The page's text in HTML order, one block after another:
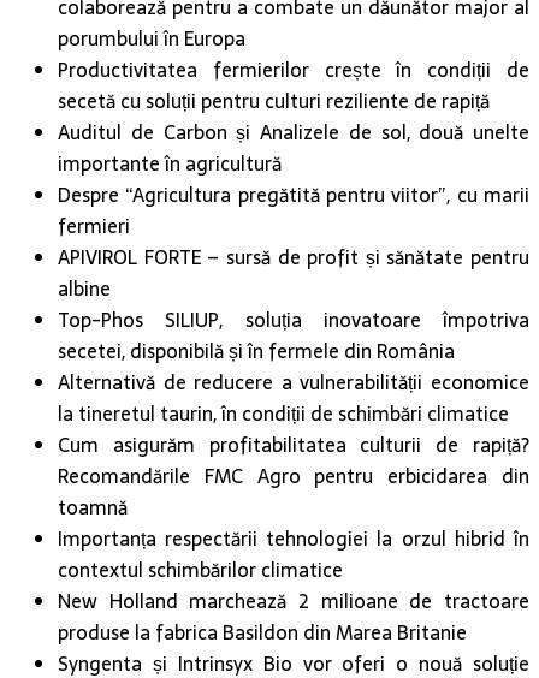
Productivitatea fermierilor crește în condiții de
secetă cu soluții pentru culturi reziliente de rapiță
Auditul de Carbon și Analizele de sol, două unelte
importante în agricultură
Despre “Agricultura pregătită pentru viitor”, cu marii
fermieri
APIVIROL FORTE – sursă de profit și sănătate pentru
albine
Top-Phos SILIUP, soluția inovatoare împotriva
secetei, disponibilă și în fermele din România
Alternativă de reducere a vulnerabilității economice
la tineretul taurin, în condiții de schimbări climatice
Cum asigurăm profitabilitatea culturii de rapiță?
Recomandările FMC Agro pentru erbicidarea din
toamnă
Importanța respectării tehnologiei la orzul hibrid în
contextul schimbărilor climatice
New Holland marchează 2 milioane de tractoare
produse la fabrica Basildon din Marea Britanie
Syngenta și Intrinsyx Bio vor oferi o nouă soluție
biologică pentru a spori eficiența utilizării nutrienților
de către plantele de cultură